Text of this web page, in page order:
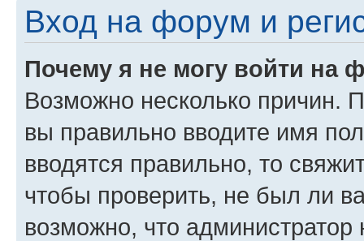
Вход на форум и
Почему я не могу войти на
Возможно несколько причин.
вы правильно вводите имя
вводятся правильно, то
чтобы проверить, не был ли
возможно, что администратор